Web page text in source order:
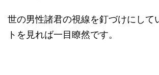
世の男性諸君の視線を釘づけにして
トを見れば一目瞭然です。